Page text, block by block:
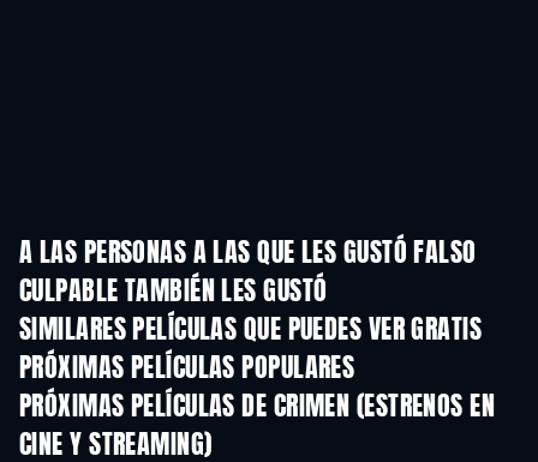
A LAS PERSONAS A LAS QUE LES GUSTÓ FALSO
CULPABLE TAMBIÉN LES GUSTÓ
SIMILARES PELÍCULAS QUE PUEDES VER GRATIS
PRÓXIMAS PELÍCULAS POPULARES
PRÓXIMAS PELÍCULAS DE CRIMEN (ESTRENOS EN
CINE Y STREAMING)